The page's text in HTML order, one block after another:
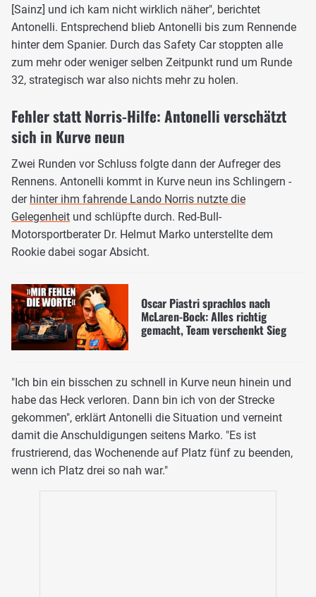
[Sainz] und ich kam nicht wirklich näher", berichtet
Antonelli. Entsprechend blieb Antonelli bis zum Rennende
hinter dem Spanier. Durch das Safety Car stoppten alle
zum mehr oder weniger selben Zeitpunkt rund um Runde
32, strategisch war also nichts mehr zu holen.
Fehler statt Norris-Hilfe: Antonelli verschätzt
sich in Kurve neun
Zwei Runden vor Schluss folgte dann der Aufreger des
Rennens. Antonelli kommt in Kurve neun ins Schlingern -
der hinter ihm fahrende Lando Norris nutzte die
Gelegenheit und schlüpfte durch. Red-Bull-
Motorsportberater Dr. Helmut Marko unterstellte dem
Rookie dabei sogar Absicht.
Oscar Piastri sprachlos nach
McLaren-Bock: Alles richtig
gemacht, Team verschenkt Sieg
"Ich bin ein bisschen zu schnell in Kurve neun hinein und
habe das Heck verloren. Dann bin ich von der Strecke
gekommen", erklärt Antonelli die Situation und verneint
damit die Anschuldigungen seitens Marko. "Es ist
frustrierend, das Wochenende auf Platz fünf zu beenden,
wenn ich Platz drei so nah war."